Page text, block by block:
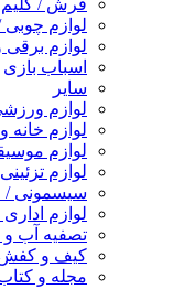
فرش / گلیم
لوازم چوبی
لوازم برقی
اسباب بازی
سایر
لوازم
لوازم خانه
لوازم
لوازم تزئینی
سیسمونی /
لوازم
تصفیه آب و
کیف و
مجله و